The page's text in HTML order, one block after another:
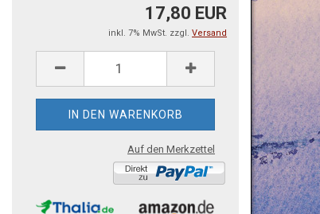
17,80 EUR
inkl. 7% MwSt. zzgl. Versand
Auf den Merkzettel